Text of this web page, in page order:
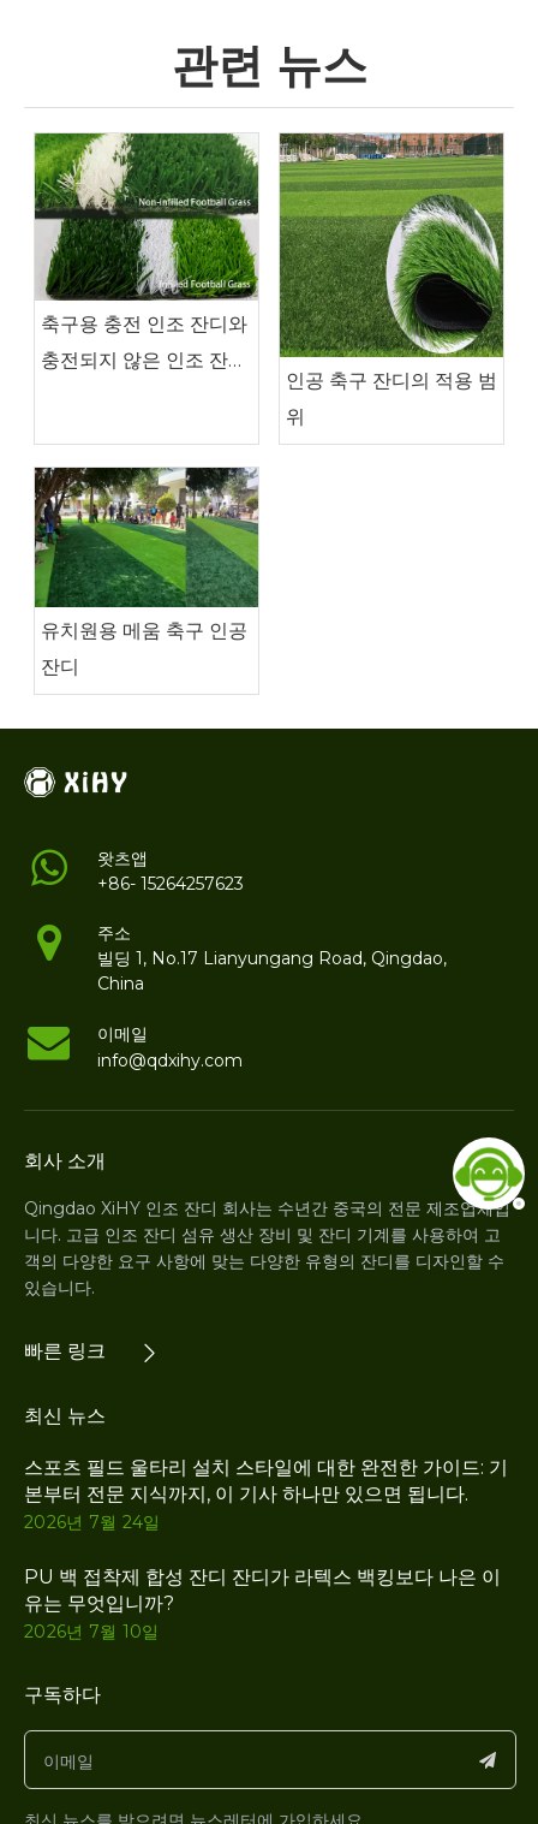
관련 뉴스
축구용 충전 인조 잔디와
충전되지 않은 인조 잔디
인공 축구 잔디의 적용 범
위
유치원용 메움 축구 인공
잔디
왓츠앱
+86- 15264257623
주소
빌딩 1, No.17 Lianyungang Road, Qingdao,
China
이메일
info@qdxihy.com
회사 소개
Qingdao XiHY 인조 잔디 회사는 수년간 중국의 전문 제조업체입
니다. 고급 인조 잔디 섬유 생산 장비 및 잔디 기계를 사용하여 고
객의 다양한 요구 사항에 맞는 다양한 유형의 잔디를 디자인할 수
있습니다.
빠른 링크
최신 뉴스
스포츠 필드 울타리 설치 스타일에 대한 완전한 가이드: 기
본부터 전문 지식까지, 이 기사 하나만 있으면 됩니다.
2026년 7월 24일
PU 백 접착제 합성 잔디 잔디가 라텍스 백킹보다 나은 이
유는 무엇입니까?
2026년 7월 10일
구독하다